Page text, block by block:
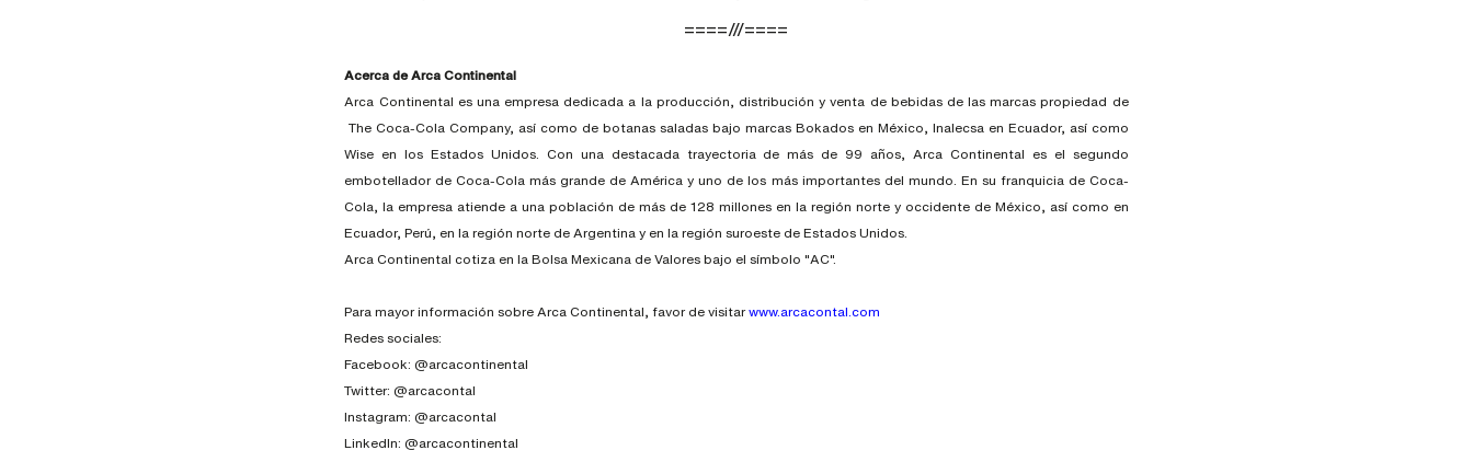
====///====
Acerca de Arca Continental
Arca Continental es una empresa dedicada a la producción, distribución y venta de bebidas de las marcas propiedad de
The Coca-Cola Company, así como de botanas saladas bajo marcas Bokados en México, Inalecsa en Ecuador, así como
Wise en los Estados Unidos. Con una destacada trayectoria de más de 99 años, Arca Continental es el segundo
embotellador de Coca-Cola más grande de América y uno de los más importantes del mundo. En su franquicia de Coca-
Cola, la empresa atiende a una población de más de 128 millones en la región norte y occidente de México, así como en
Ecuador, Perú, en la región norte de Argentina y en la región suroeste de Estados Unidos.
Arca Continental cotiza en la Bolsa Mexicana de Valores bajo el símbolo "AC".
Para mayor información sobre Arca Continental, favor de visitarwww.arcacontal.com
Redes sociales:
Facebook: @arcacontinental
Twitter: @arcacontal
Instagram: @arcacontal
LinkedIn: @arcacontinental